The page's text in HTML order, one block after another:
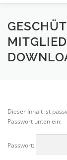
HOME
LEISTUNGEN
Dieser Inhalt ist
Passwort unten ein:
Passwort: